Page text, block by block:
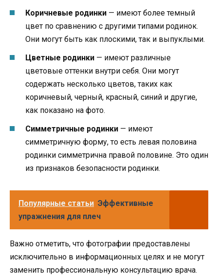
Коричневые родинки — имеют более темный
цвет по сравнению с другими типами родинок.
Они могут быть как плоскими, так и выпуклыми.
Цветные родинки — имеют различные
цветовые оттенки внутри себя. Они могут
содержать несколько цветов, таких как
коричневый, черный, красный, синий и другие,
как показано на фото.
Симметричные родинки — имеют
симметричную форму, то есть левая половина
родинки симметрична правой половине. Это один
из признаков безопасности родинки.
Популярные статьи Эффективные
упражнения для плеч
Важно отметить, что фотографии предоставлены
исключительно в информационных целях и не могут
заменить профессиональную консультацию врача.